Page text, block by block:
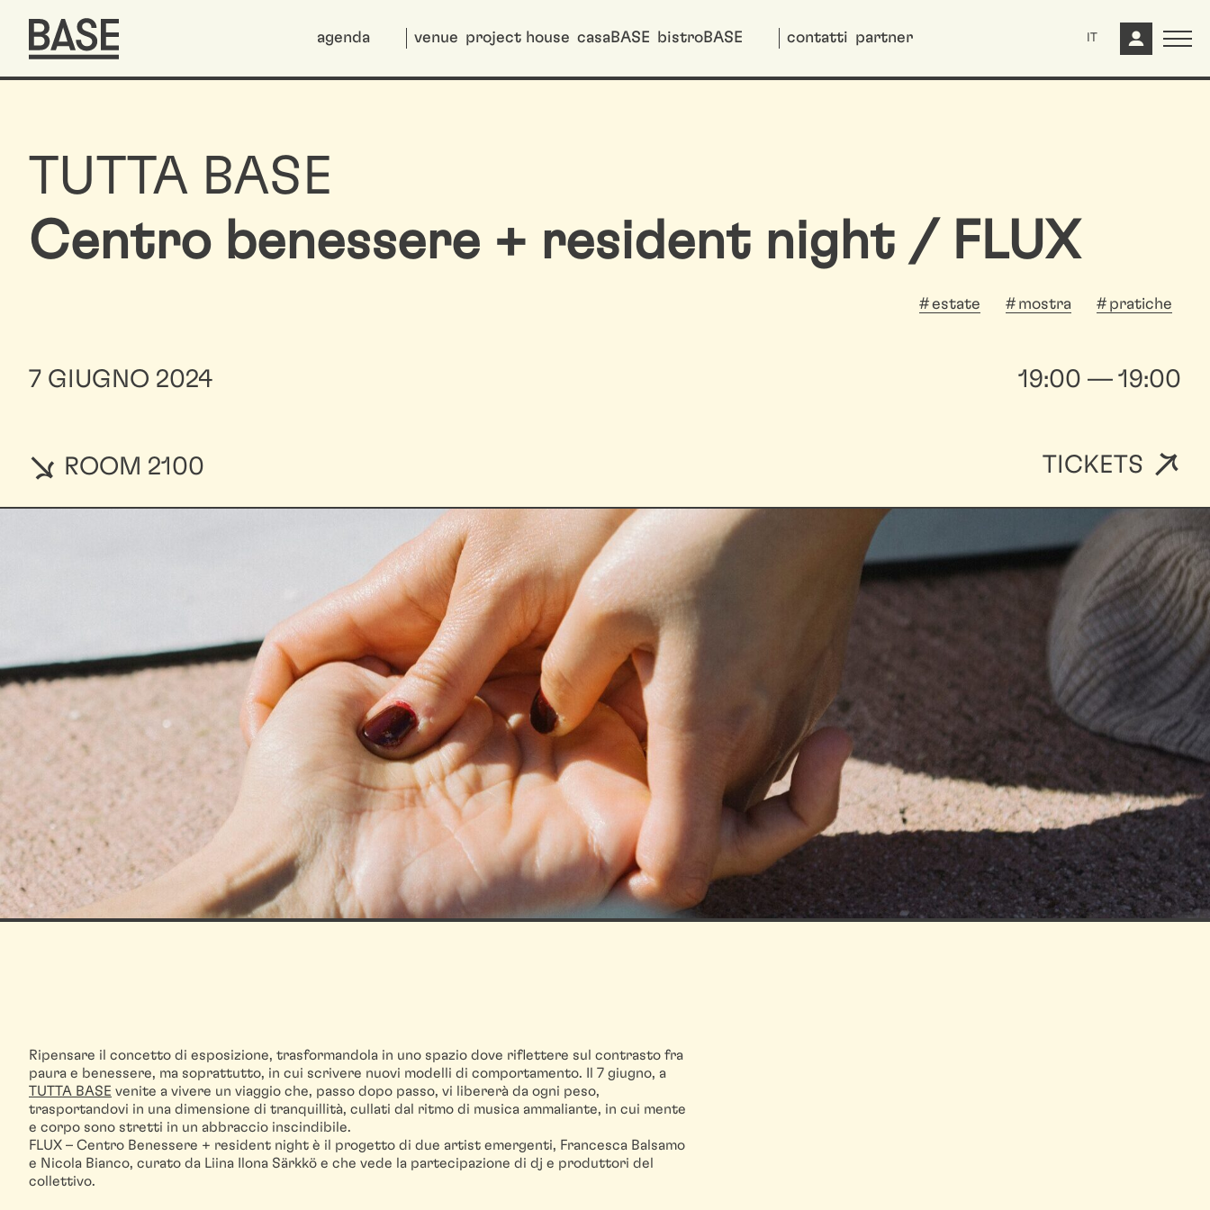
agenda venue project house casaBASE bistroBASE contatti partner IT
TUTTA BASE
Centro benessere + resident night / FLUX
estate mostra pratiche
7 GIUGNO 2024 19:00 — 19:00
ROOM 2100 TICKETS
Ripensare il concetto di esposizione, trasformandola in uno spazio dove riflettere sul contrasto fra
paura e benessere, ma soprattutto, in cui scrivere nuovi modelli di comportamento. Il 7 giugno, a
TUTTA BASE venite a vivere un viaggio che, passo dopo passo, vi libererà da ogni peso,
trasportandovi in una dimensione di tranquillità, cullati dal ritmo di musica ammaliante, in cui mente
e corpo sono stretti in un abbraccio inscindibile.
FLUX – Centro Benessere + resident night è il progetto di due artist emergenti, Francesca Balsamo
e Nicola Bianco, curato da Liina Ilona Särkkö e che vede la partecipazione di dj e produttori del
collettivo.